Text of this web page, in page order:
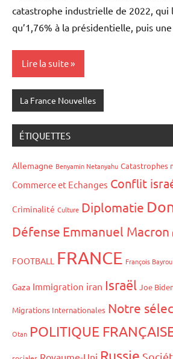
catastrophe industrielle de 2022, qui
qu’1,76% à la présidentielle, puis
Lire la suite
La France Nouvelles
ÉTIQUETTES
Allemagne Benyamin Netanyahu Catastrophes
Commerce et Echanges Conflit
Criminalité Culture Diplomatie
Défense Emmanuel Macron
FOOTBALL FRANCE François Bayrou
Gaza Immigration iran Israël Joe
Migrations Internationales Notre
Otan POLITIQUE
Royaume-Uni Russie